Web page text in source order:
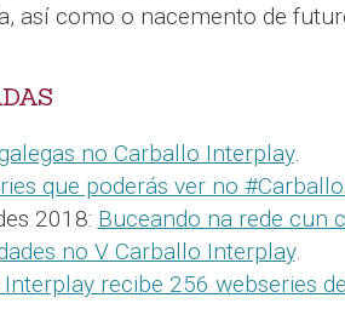
así como o nacemento de
no Carballo Interplay.
que poderás ver no
2018: Buceando na rede cun
no V Carballo Interplay.
recibe 256 webseries